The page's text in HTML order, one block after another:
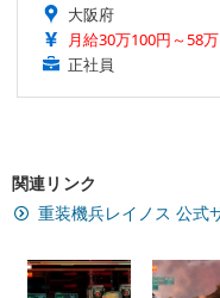
大阪府
月給30万100円～58
正社員
関連リンク
重装機兵レイノス 公式